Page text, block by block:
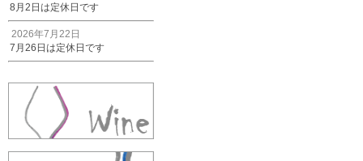
8月2日は定休日です
2026年7月22日
7月26日は定休日です